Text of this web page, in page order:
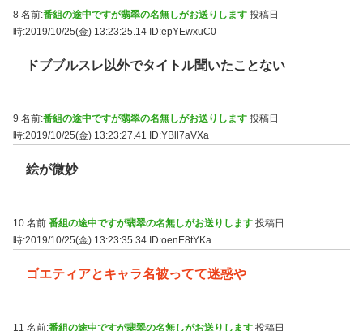
8 名前:番組の途中ですが翡翠の名無しがお送りします 投稿日
時:2019/10/25(金) 13:23:25.14 ID:epYEwxuC0
ドブブルスレ以外でタイトル聞いたことない
9 名前:番組の途中ですが翡翠の名無しがお送りします 投稿日
時:2019/10/25(金) 13:23:27.41
ID:YBll7aVXa
絵が微妙
10 名前:番組の途中ですが翡翠の名無しがお送りします 投稿日
時:2019/10/25(金) 13:23:35.34 ID:oenE8tYKa
ゴエティアとキャラ名被ってて迷惑や
11 名前:番組の途中ですが翡翠の名無しがお送りします 投稿日